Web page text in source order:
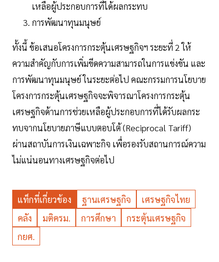
เหลือผู้ประกอบการที่ได้ผลกระทบ
การพัฒนาทุนมนุษย์
ทั้งนี้ ข้อเสนอโครงการกระตุ้นเศรษฐกิจฯ ระยะที่ 2 ให้
ความสำคัญกับการเพิ่มขีดความสามารถในการแข่งขัน และ
การพัฒนาทุนมนุษย์ ในระยะต่อไป คณะกรรมการนโยบาย
โครงการกระตุ้นเศรษฐกิจจะพิจารณาโครงการกระตุ้น
เศรษฐกิจด้านการช่วยเหลือผู้ประกอบการที่ได้รับผลกระ
ทบจากนโยบายภาษีแบบตอบโต้ (Reciprocal Tariff)
ผ่านสถาบันการเงินเฉพาะกิจ เพื่อรองรับสถานการณ์ความ
ไม่แน่นอนทางเศรษฐกิจต่อไป
แท็กที่เกี่ยวข้อง ฐานเศรษฐกิจ
เศรษฐกิจไทย
คลัง
มติครม. การศึกษา
กระตุ้นเศรษฐกิจ
กยศ.